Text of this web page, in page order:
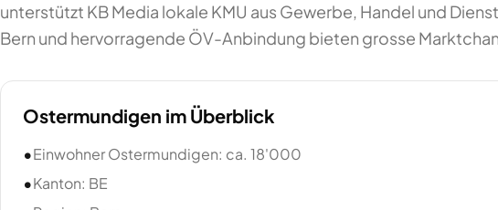
unterstützt KB Media lokale KMU aus Gewerbe, Handel und
Bern und hervorragende ÖV-Anbindung bieten grosse
Ostermundigen im Überblick
•Einwohner Ostermundigen: ca. 18'000
•Kanton: BE